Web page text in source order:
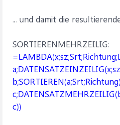
... und damit die
SORTIERENMEHRZEILIG:
c))